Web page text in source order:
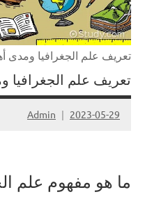
تعريف علم الجغرافيا ومدى
تعريف علم الجغرافيا
2023-05-29
Admin
ما هو مفهوم علم